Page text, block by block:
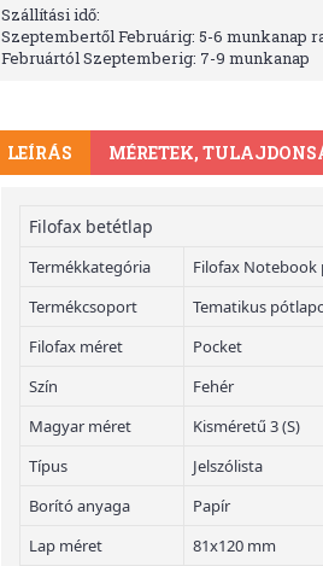
Szállítási idő:
Szeptembertől Februárig: 5-6 munkanap
Februártól Szeptemberig: 7-9 munkanap
LEÍRÁS MÉRETEK,
Filofax betétlap
Termékkategória
Filofax
Termékcsoport
Tematikus
Filofax méret
Pocket
Szín
Fehér
Magyar méret
Kisméretű 3 (S)
Típus
Jelszólista
Borító anyaga
Papír
Lap méret
81x120 mm